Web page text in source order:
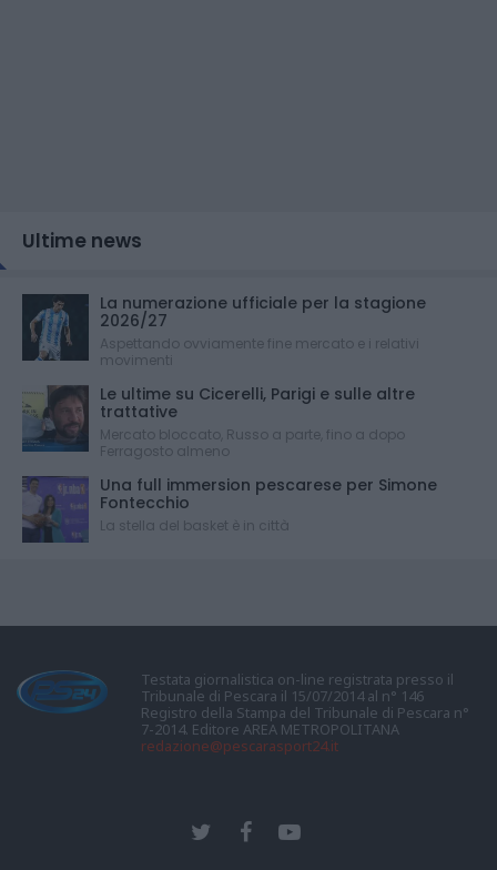
Ultime news
La numerazione ufficiale per la stagione
2026/27
Aspettando ovviamente fine mercato e i relativi
movimenti
Le ultime su Cicerelli, Parigi e sulle altre
trattative
Mercato bloccato, Russo a parte, fino a dopo
Ferragosto almeno
Una full immersion pescarese per Simone
Fontecchio
La stella del basket è in città
Testata giornalistica on-line registrata presso il
Tribunale di Pescara il 15/07/2014 al n° 146
Registro della Stampa del Tribunale di Pescara n°
7-2014. Editore AREA METROPOLITANA
redazione@pescarasport24.it